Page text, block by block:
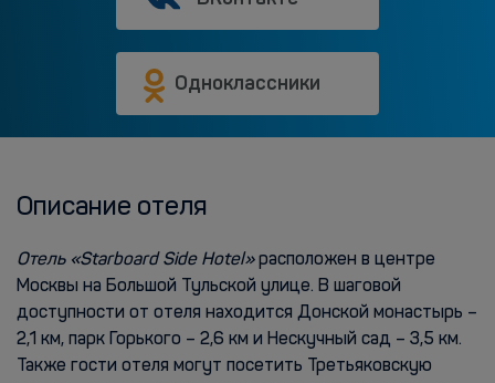
Одноклассники
Описание отеля
Отель «Starboard Side Hotel»расположен в центре
Москвы на Большой Тульской улице. В шаговой
доступности от отеля находится Донской монастырь –
2,1 км, парк Горького – 2,6 км и Нескучный сад – 3,5 км.
Также гости отеля могут посетить Третьяковскую